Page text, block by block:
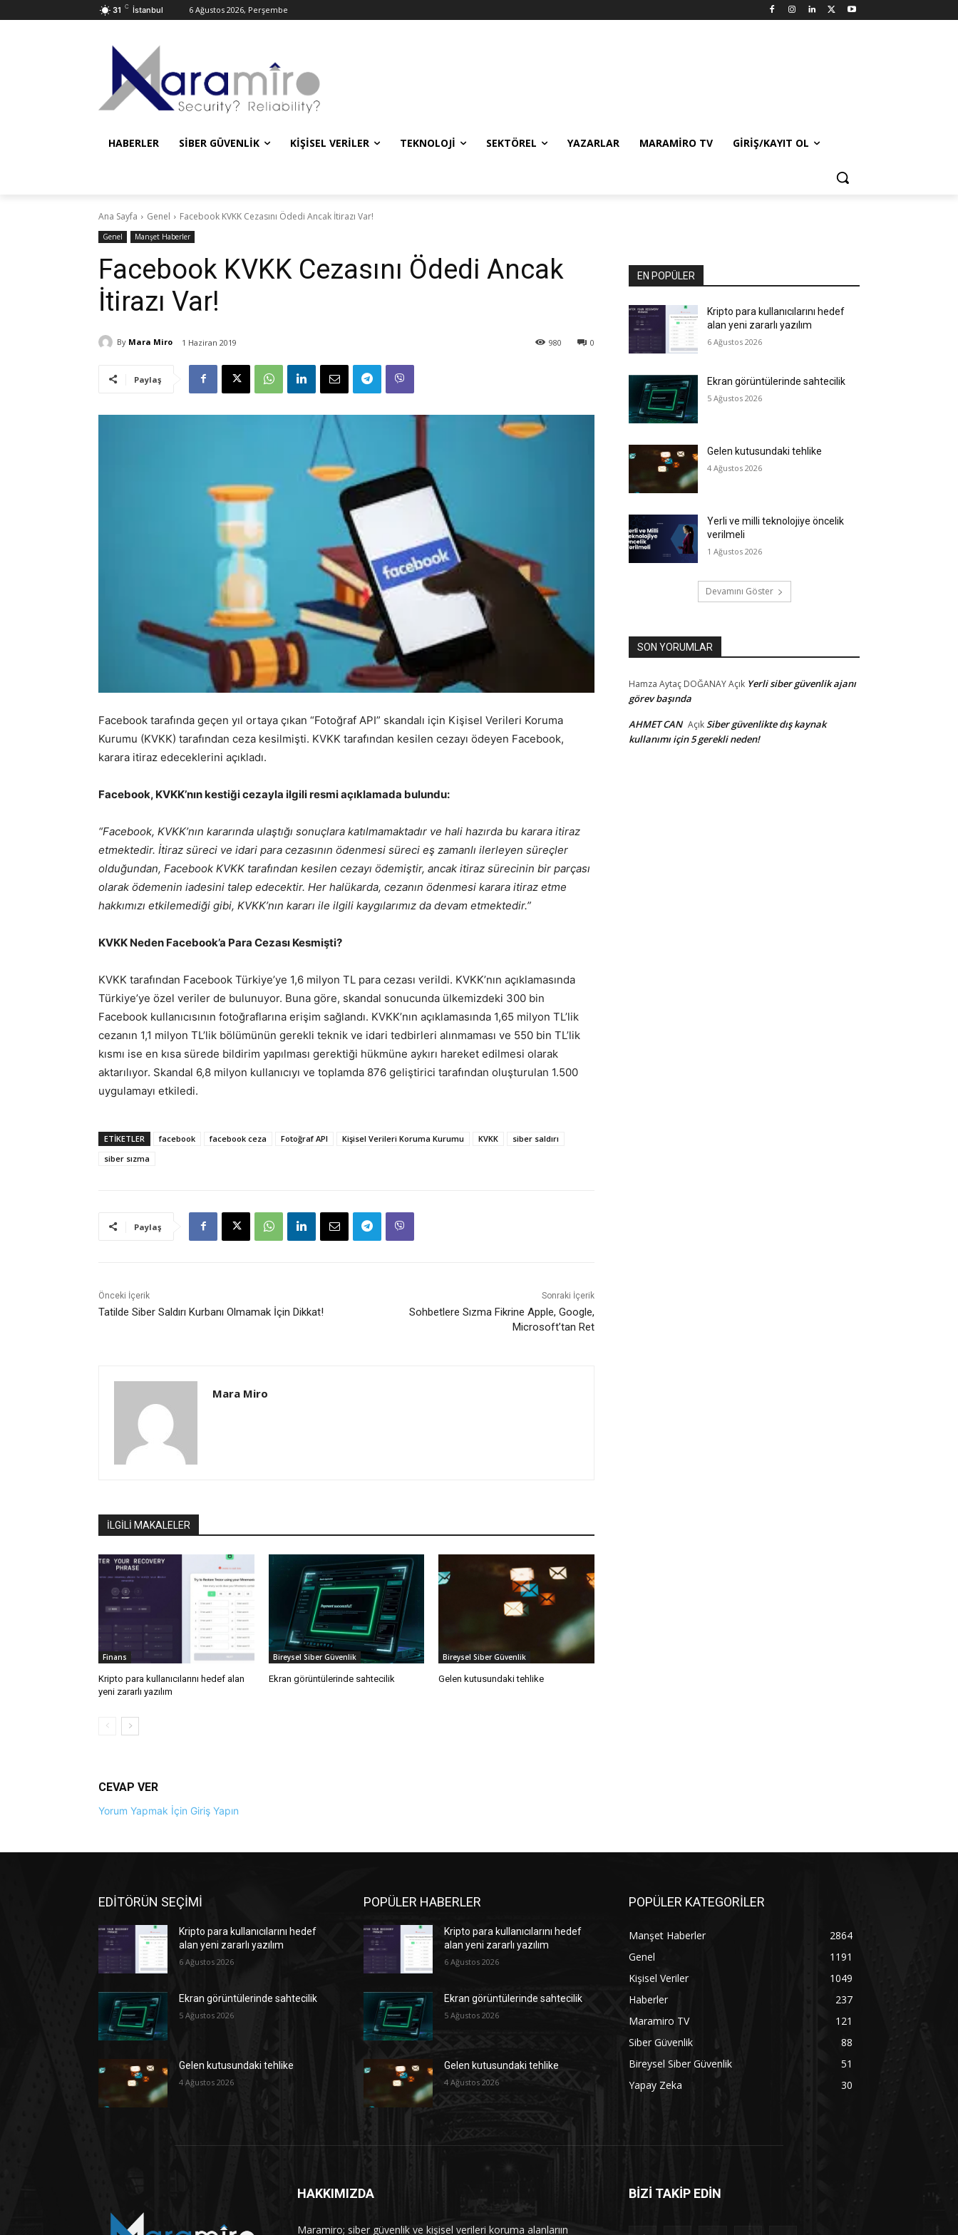
31 C İstanbul 6 Ağustos 2026, Perşembe
HABERLER SIBER GÜVENLIK KIŞISEL VERILER TEKNOLOJI SEKTÖREL YAZARLAR MARAMIRO TV GIRIŞ/KAYIT OL
Ana Sayfa Genel Facebook KVKK Cezasını Ödedi Ancak İtirazı Var!
Genel Manşet Haberler
Facebook KVKK Cezasını Ödedi Ancak
İtirazı Var!
By Mara Miro 1 Haziran 2019 0
980
Paylaş
Facebook tarafında geçen yıl ortaya çıkan “Fotoğraf API” skandalı için Kişisel Verileri Koruma
Kurumu (KVKK) tarafından ceza kesilmişti. KVKK tarafından kesilen cezayı ödeyen Facebook,
karara itiraz edeceklerini açıkladı.
Facebook, KVKK’nın kestiği cezayla ilgili resmi açıklamada bulundu:
“Facebook, KVKK’nın kararında ulaştığı sonuçlara katılmamaktadır ve hali hazırda bu karara itiraz
etmektedir. İtiraz süreci ve idari para cezasının ödenmesi süreci eş zamanlı ilerleyen süreçler
olduğundan, Facebook KVKK tarafından kesilen cezayı ödemiştir, ancak itiraz sürecinin bir parçası
olarak ödemenin iadesini talep edecektir. Her halükarda, cezanın ödenmesi karara itiraz etme
hakkımızı etkilemediği gibi, KVKK’nın kararı ile ilgili kaygılarımız da devam etmektedir.”
KVKK Neden Facebook’a Para Cezası Kesmişti?
KVKK tarafından Facebook Türkiye’ye 1,6 milyon TL para cezası verildi. KVKK’nın açıklamasında
Türkiye’ye özel veriler de bulunuyor. Buna göre, skandal sonucunda ülkemizdeki 300 bin
Facebook kullanıcısının fotoğraflarına erişim sağlandı. KVKK’nın açıklamasında 1,65 milyon TL’lik
cezanın 1,1 milyon TL’lik bölümünün gerekli teknik ve idari tedbirleri alınmaması ve 550 bin TL’lik
kısmı ise en kısa sürede bildirim yapılması gerektiği hükmüne aykırı hareket edilmesi olarak
aktarılıyor. Skandal 6,8 milyon kullanıcıyı ve toplamda 876 geliştirici tarafından oluşturulan 1.500
uygulamayı etkiledi.
ETİKETLER facebook facebook ceza Fotoğraf API Kişisel Verileri Koruma Kurumu KVKK
siber saldırı
siber sızma
Paylaş
Önceki İçerik
Tatilde Siber Saldırı Kurbanı Olmamak İçin Dikkat!
Sonraki İçerik
Sohbetlere Sızma Fikrine Apple, Google,
Microsoft’tan Ret
Mara Miro
İLGİLİ MAKALELER
Finans
Kripto para kullanıcılarını hedef alan
yeni zararlı yazılım
Bireysel Siber Güvenlik
Ekran görüntülerinde sahtecilik
Bireysel Siber Güvenlik
Gelen kutusundaki tehlike
CEVAP VER
Yorum Yapmak İçin Giriş Yapın
EN POPÜLER
Kripto para kullanıcılarını hedef
alan yeni zararlı yazılım
6 Ağustos 2026
Ekran görüntülerinde sahtecilik
5 Ağustos 2026
Gelen kutusundaki tehlike
4 Ağustos 2026
Yerli ve milli teknolojiye öncelik
verilmeli
1 Ağustos 2026
Devamını Göster
SON YORUMLAR
Hamza Aytaç DOĞANAYAçık Yerli siber güvenlik ajanı
görev başında
AHMET CAN AçıkSiber güvenlikte dış kaynak
kullanımı için 5 gerekli neden!
EDİTÖRÜN SEÇİMİ
Kripto para kullanıcılarını hedef
alan yeni zararlı yazılım
6 Ağustos 2026
Ekran görüntülerinde sahtecilik
5 Ağustos 2026
Gelen kutusundaki tehlike
4 Ağustos 2026
POPÜLER HABERLER
Kripto para kullanıcılarını hedef
alan yeni zararlı yazılım
6 Ağustos 2026
Ekran görüntülerinde sahtecilik
5 Ağustos 2026
Gelen kutusundaki tehlike
4 Ağustos 2026
POPÜLER KATEGORİLER
Manşet Haberler
2864
Genel
1191
Kişisel Veriler
1049
Haberler
237
Maramiro TV
121
Siber Güvenlik
88
Bireysel Siber Güvenlik
51
Yapay Zeka
30
HAKKIMIZDA
Maramiro; siber güvenlik ve kişisel verileri koruma alanlarıın
BİZİ TAKİP EDİN